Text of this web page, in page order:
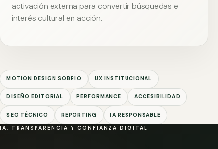
activación externa para convertir búsquedas e
interés cultural en acción.
MOTION DESIGN SOBRIO UX INSTITUCIONAL
DISEÑO EDITORIAL PERFORMANCE ACCESIBILIDAD
SEO TÉCNICO REPORTING IA RESPONSABLE
IA, TRANSPARENCIA Y CONFIANZA DIGITAL